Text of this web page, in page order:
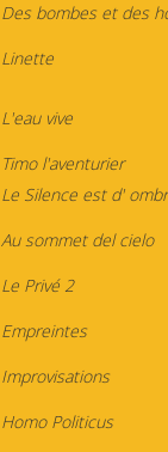
Des bombes et des
Linette
L'eau vive
Timo l'aventurier
Le Silence est d'
Au sommet del cielo
Le Privé 2
Empreintes
Improvisations
Homo Politicus